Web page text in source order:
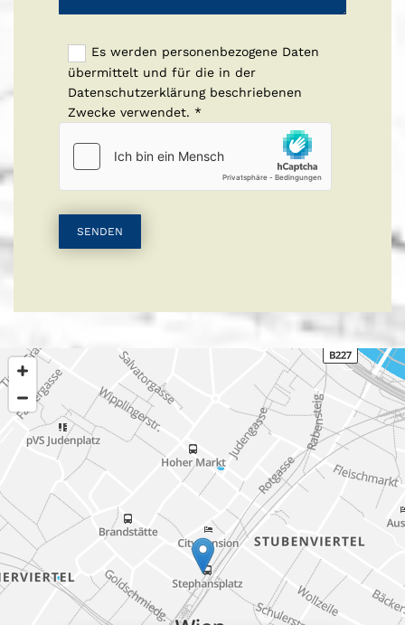
Es werden personenbezogene Daten
übermittelt und für die in der
Datenschutzerklärung beschriebenen
Zwecke verwendet. *